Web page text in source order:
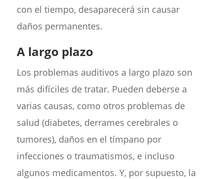
con el tiempo, desaparecerá sin causar
daños permanentes.
A largo plazo
Los problemas auditivos a largo plazo son
más difíciles de tratar. Pueden deberse a
varias causas, como otros problemas de
salud (diabetes, derrames cerebrales o
tumores), daños en el tímpano por
infecciones o traumatismos, e incluso
algunos medicamentos. Y, por supuesto, la